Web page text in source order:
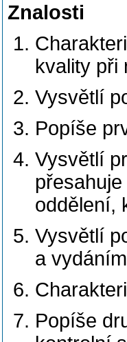
Znalosti
kvality při
Vysvětlí
Popíše
Vysvětlí
oddělení,
Vysvětlí
a
Popíše